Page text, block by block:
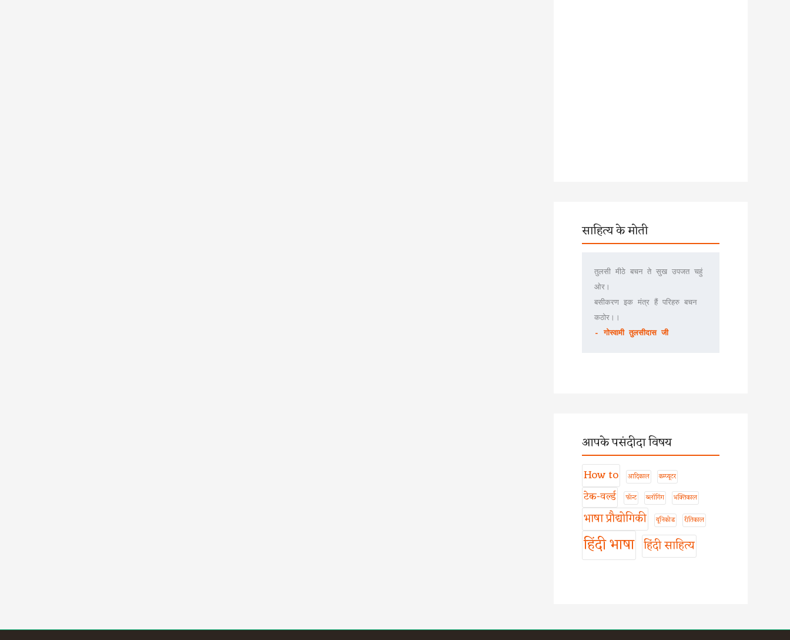
साहित्य के मोती
तुलसी मीठे बचन ते सुख उपजत चहुं
ओर।
बसीकरण इक मंत्र हैं परिहरु बचन
कठोर।।
- गोस्वामी तुलसीदास जी
आपके पसंदीदा विषय
How to आदिकाल कम्प्यूटर
टेक-वर्ल्ड फॉन्ट ब्लॉगिंग भक्तिकाल
भाषा प्रौद्योगिकी यूनिकोड रीतिकाल
हिंदी भाषा हिंदी साहित्य